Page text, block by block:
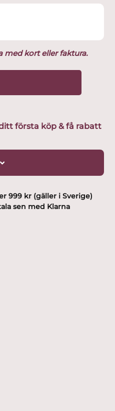
med kort eller faktura.
första köp & få rabatt
999 kr (gäller i Sverige)
sen med Klarna